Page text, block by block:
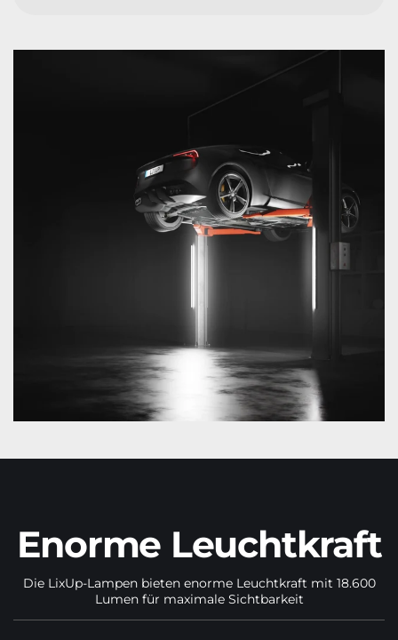
Enorme Leuchtkraft
Die LixUp-Lampen bieten enorme Leuchtkraft mit 18.600
Lumen für maximale Sichtbarkeit